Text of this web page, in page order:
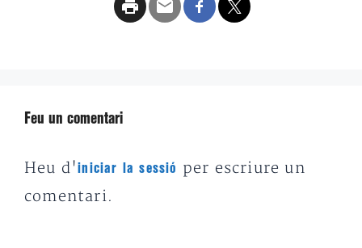
Feu un comentari
Heu d'iniciar la sessió
per escriure un
comentari.